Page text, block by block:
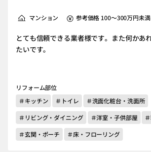
マンション 参考価格 100～300万円未満
とても信頼できる業者様です。また何かあ
たいです。
リフォーム部位
＃キッチン
＃トイレ
＃洗面化粧台・洗面所
＃リビング・ダイニング
＃洋室・子供部屋
＃玄関・ポーチ
＃床・フローリング